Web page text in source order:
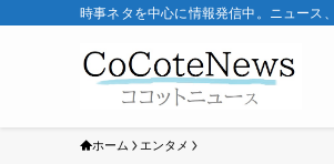
時事ネタを中心に情報発信中。ニュース
ホーム エンタメ